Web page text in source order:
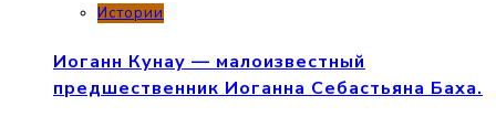
Истории
Иоганн Кунау — малоизвестный
предшественник Иоганна Себастьяна Баха.